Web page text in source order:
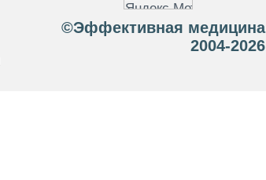
©Эффективная медицина
2004-2026